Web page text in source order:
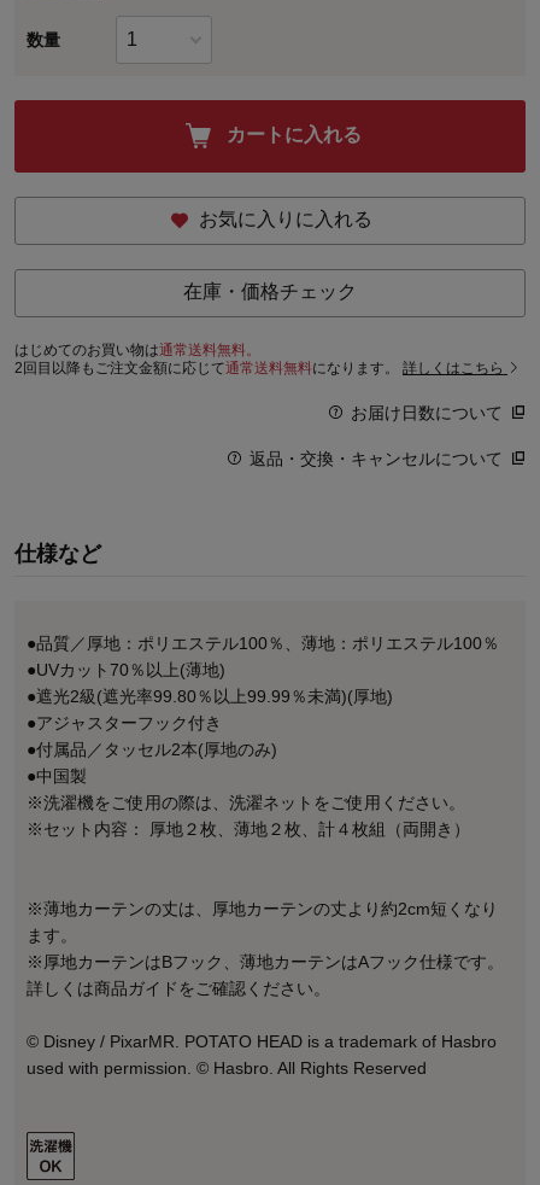
数量
カートに入れる
お気に入りに入れる
在庫・価格チェック
はじめてのお買い物は通常送料無料。
2回目以降もご注文金額に応じて通常送料無料になります。 詳しくはこちら
お届け日数について
返品・交換・キャンセルについて
仕様など
●品質／厚地：ポリエステル100％、薄地：ポリエステル100％
●UVカット70％以上(薄地)
●遮光2級(遮光率99.80％以上99.99％未満)(厚地)
●アジャスターフック付き
●付属品／タッセル2本(厚地のみ)
●中国製
※洗濯機をご使用の際は、洗濯ネットをご使用ください。
※セット内容： 厚地２枚、薄地２枚、計４枚組（両開き）
※薄地カーテンの丈は、厚地カーテンの丈より約2cm短くなり
ます。
※厚地カーテンはBフック、薄地カーテンはAフック仕様です。
詳しくは商品ガイドをご確認ください。
© Disney / PixarMR. POTATO HEAD is a trademark of Hasbro
used with permission. © Hasbro. All Rights Reserved